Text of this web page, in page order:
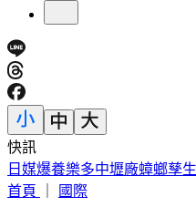
快訊
SBS歌謠大戰／IAN優雅猶
護航